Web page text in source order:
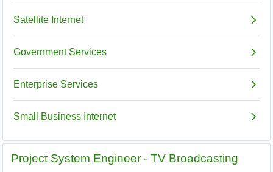
Project System Engineer - TV Broadcasting